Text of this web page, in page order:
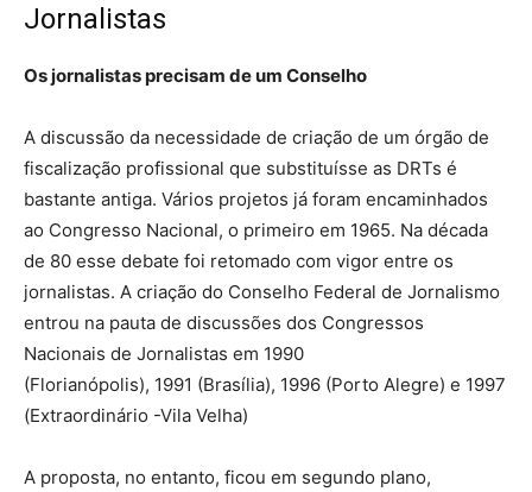
Jornalistas
Os jornalistas precisam de um Conselho
A discussão da necessidade de criação de um órgão de
fiscalização profissional que substituísse as DRTs é
bastante antiga. Vários projetos já foram encaminhados
ao Congresso Nacional, o primeiro em 1965. Na década
de 80 esse debate foi retomado com vigor entre os
jornalistas. A criação do Conselho Federal de Jornalismo
entrou na pauta de discussões dos Congressos
Nacionais de Jornalistas em 1990
(Florianópolis), 1991 (Brasília), 1996 (Porto Alegre) e 1997
(Extraordinário -Vila Velha)
A proposta, no entanto, ficou em segundo plano,